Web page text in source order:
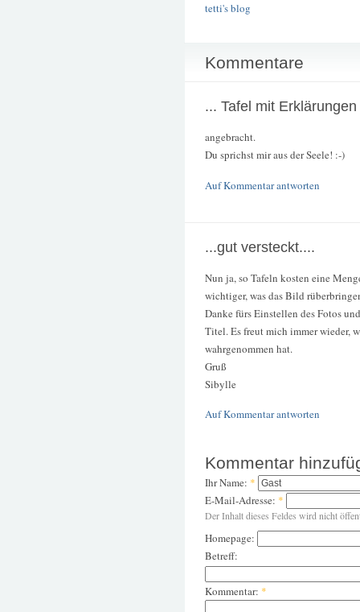
tetti's blog
Kommentare
... Tafel mit Erklärungen
angebracht.
Du sprichst mir aus der Seele! :-)
Auf Kommentar antworten
...gut versteckt....
Nun ja, so Tafeln kosten eine
wichtiger, was das Bild
Danke fürs Einstellen des Fotos
Titel. Es freut mich immer wieder,
wahrgenommen hat.
Gruß
Sibylle
Auf Kommentar antworten
Kommentar
Ihr Name: *
E-Mail-Adresse: *
Der Inhalt dieses Feldes wird nicht
Homepage:
Betreff:
Kommentar: *